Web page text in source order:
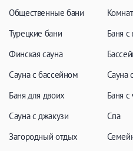
Общественные бани
Турецкие бани
Финская сауна
Сауна с бассейном
Баня для двоих
Сауна с джакузи
Загородный отдых
Баня
Сауна
Баня с
Спа